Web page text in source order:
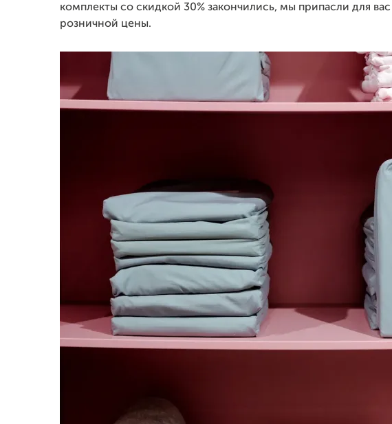
комплекты со скидкой 30% закончились, мы припасли для вас
розничной цены.